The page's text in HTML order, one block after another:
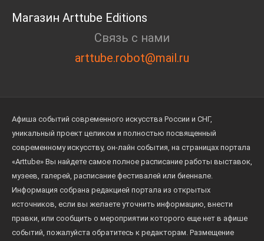
Магазин Arttube Editions
Связь с нами
arttube.robot@mail.ru
Афиша событий современного искусства России и СНГ,
уникальный проект целиком и полностью посвященный
современному искусству, он-лайн события, на страницах портала
«Arttube» Вы найдете самое полное расписание работы выставок,
музеев, галерей, расписание фестивалей или биеннале.
Информация собрана редакцией портала из открытых
источников, если вы желаете уточнить информацию, внести
правки, или сообщить о мероприятии которого еще нет в афише
событий, пожалуйста обратитесь к редакторам. Размещение